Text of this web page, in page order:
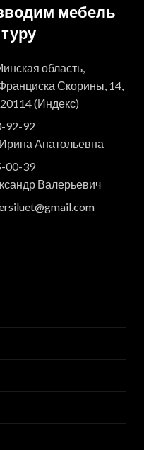
мебель
область,
Скорины, 14,
(Индекс)
92-92
Анатольевна
00-39
Валерьевич